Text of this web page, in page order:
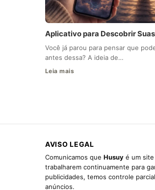
Aplicativo para Descobrir
Você já parou para pensar que
antes dessa? A ideia de…
Leia mais
AVISO LEGAL
Comunicamos que Husuy é um
trabalharem continuamente para
publicidades, temos controle
anúncios.